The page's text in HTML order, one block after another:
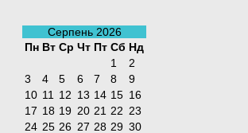
Серпень 2026
Пн Вт Ср Чт Пт Сб Нд
1
2
3
4 5 6 7 8
9
10 11 12 13 14 15 16
17 18 19 20 21 22 23
24 25 26 27 28 29 30